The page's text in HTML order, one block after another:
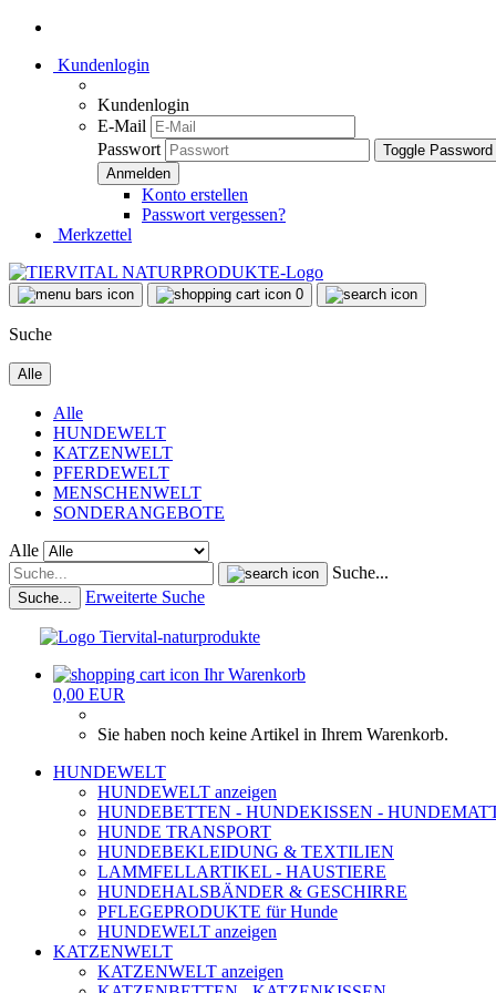
Kundenlogin
Kundenlogin
E-Mail
Passwort
Toggle
Konto erstellen
Passwort vergessen?
Merkzettel
0
Suche
Alle
Alle
HUNDEWELT
KATZENWELT
PFERDEWELT
MENSCHENWELT
SONDERANGEBOTE
Alle
Suche...
Suche... Erweiterte Suche
Ihr Warenkorb
0,00 EUR
Sie haben noch keine Artikel in Ihrem Warenkorb.
HUNDEWELT
HUNDEWELT anzeigen
HUNDEBETTEN - HUNDEKISSEN -
HUNDE TRANSPORT
HUNDEBEKLEIDUNG & TEXTILIEN
LAMMFELLARTIKEL - HAUSTIERE
HUNDEHALSBÄNDER & GESCHIRRE
PFLEGEPRODUKTE für Hunde
HUNDEWELT anzeigen
KATZENWELT
KATZENWELT anzeigen